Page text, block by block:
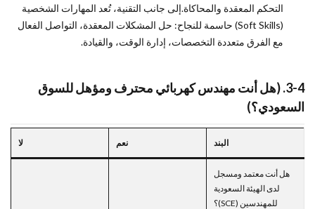
التحكم المعقدة والمحاكاة.إلى جانب التقنية، تُعد المهارات الشخصية
(Soft Skills) حاسمة للنجاح: حل المشكلات المعقدة، التواصل الفعال
مع الفرق متعددة التخصصات، إدارة الوقت، والقيادة.
3-4. (هل أنت مهندس كهربائي محترف ومؤهل للسوق
السعودي؟)
البند نعم لا
هل أنت معتمد ومسجل
لدى الهيئة السعودية
للمهندسين (SCE)؟